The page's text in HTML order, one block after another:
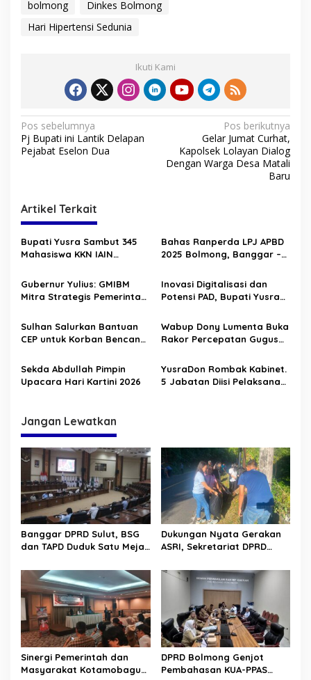
bolmong
Dinkes Bolmong
Hari Hipertensi Sedunia
Ikuti Kami
N
a
g
a
s
i
p
o
s
Pos sebelumnya
Pj Bupati ini Lantik Delapan
Pejabat Eselon Dua
Pos berikutnya
Gelar Jumat Curhat,
Kapolsek Lolayan Dialog
Dengan Warga Desa Matali
Baru
Artikel Terkait
Bupati Yusra Sambut 345
Mahasiswa KKN IAIN
Bahas Ranperda LPJ APBD
2025 Bolmong, Banggar –
Gubernur Yulius: GMIBM
Mitra Strategis Pemerintah,
Sinergi Membangun
Sulawesi Utara
Inovasi Digitalisasi dan
Potensi PAD, Bupati Yusra
Sulhan Salurkan Bantuan
CEP untuk Korban Bencana
Wabup Dony Lumenta Buka
Rakor Percepatan Gugus
Sekda Abdullah Pimpin
Upacara Hari Kartini 2026
YusraDon Rombak Kabinet.
5 Jabatan Diisi Pelaksana
Jangan Lewatkan
Banggar DPRD Sulut, BSG
dan TAPD Duduk Satu Meja.
Rp30 Milyar ke BSG
Dukungan Nyata Gerakan
ASRI, Sekretariat DPRD
Jalan Manado – Tomohon
Sinergi Pemerintah dan
Masyarakat Kotamobagu
DPRD Bolmong Genjot
Pembahasan KUA-PPAS